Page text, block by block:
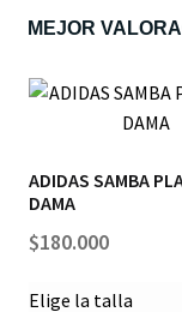
MEJOR
ADIDAS SAMBA
DAMA
$180.000
Elige la talla